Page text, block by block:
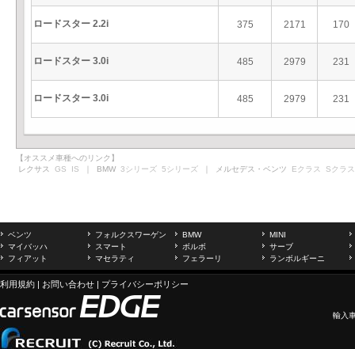
ロードスター 2.2i 375 2171 170
ロードスター 3.0i 485 2979 231
ロードスター 3.0i 485 2979 231
【オススメ車種へのリンク】
レクサス GS IS ｜ BMW 3シリーズ 5シリーズ ｜ メルセデス・ベンツ Eクラス Sクラス
ベンツ フォルクスワーゲン BMW
MINI
マイバッハ
スマート ボルボ
サーブ
フィアット
マセラティ フェラーリ ランボルギーニ
利用規約 | お問い合わせ | プライバシーポリシー
輸入